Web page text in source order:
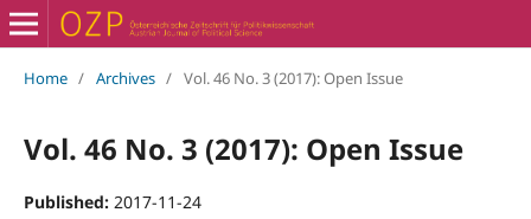
Home / Archives / Vol. 46 No. 3 (2017): Open Issue
Vol. 46 No. 3 (2017): Open Issue
Published: 2017-11-24